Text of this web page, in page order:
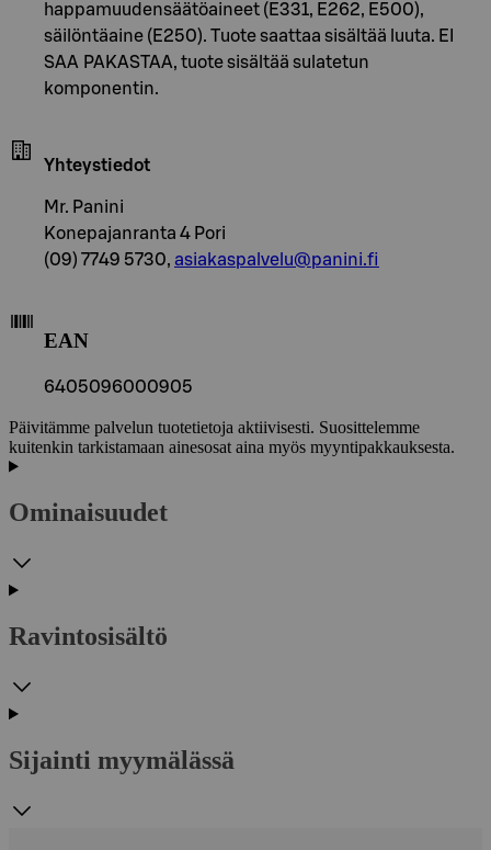
happamuudensäätöaineet (E331, E262, E500),
säilöntäaine (E250). Tuote saattaa sisältää luuta. EI
SAA PAKASTAA, tuote sisältää sulatetun
komponentin.
Yhteystiedot
Mr. Panini
Konepajanranta 4 Pori
(09) 7749 5730, asiakaspalvelu@panini.fi
EAN
6405096000905
Päivitämme palvelun tuotetietoja aktiivisesti. Suosittelemme
kuitenkin tarkistamaan ainesosat aina myös myyntipakkauksesta.
Ominaisuudet
Ravintosisältö
Sijainti myymälässä